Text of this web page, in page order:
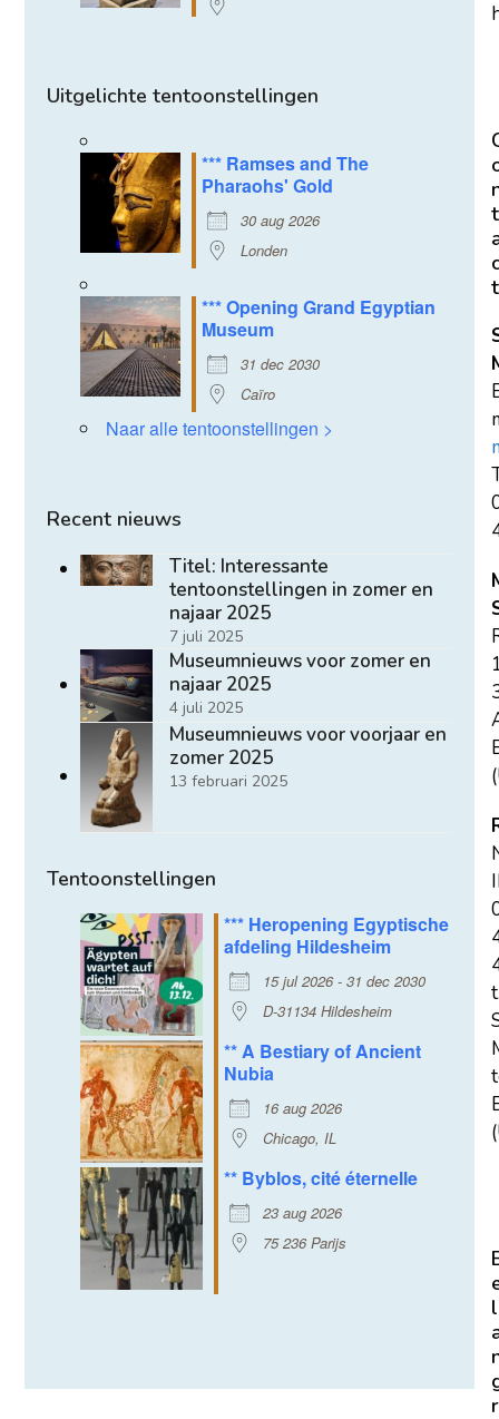
Uitgelichte tentoonstellingen
*** Ramses and The
Pharaohs' Gold
30 aug 2026
Londen
*** Opening Grand Egyptian
Museum
31 dec 2030
Caïro
Naar alle tentoonstellingen >
Recent nieuws
Titel: Interessante
tentoonstellingen in zomer en
najaar 2025
7 juli 2025
Museumnieuws voor zomer en
najaar 2025
4 juli 2025
Museumnieuws voor voorjaar en
zomer 2025
13 februari 2025
Tentoonstellingen
*** Heropening Egyptische
afdeling Hildesheim
15 jul 2026 - 31 dec 2030
D-31134 Hildesheim
** A Bestiary of Ancient
Nubia
16 aug 2026
Chicago, IL
** Byblos, cité éternelle
23 aug 2026
75 236 Parijs
t
t
l
r